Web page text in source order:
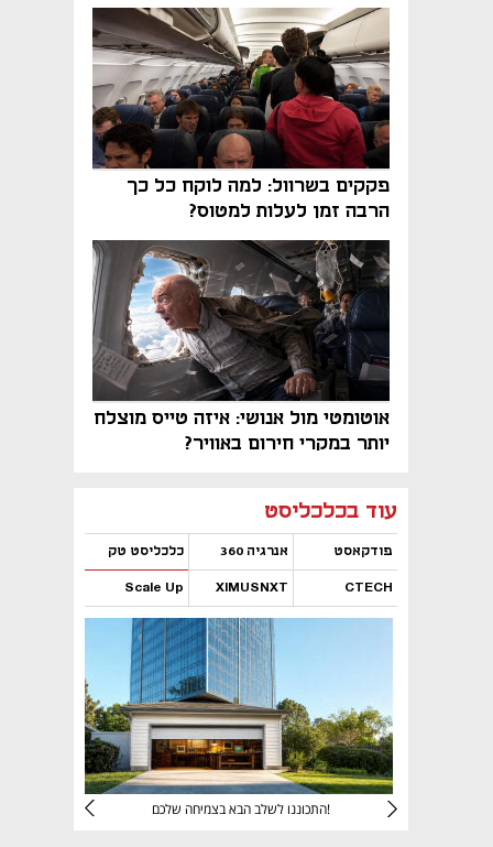
פקקים בשרוול: למה לוקח כל כך
הרבה זמן לעלות למטוס?
אוטומטי מול אנושי: איזה טייס מוצלח
יותר במקרי חירום באוויר?
עוד בכלכליסט
פודקאסט אנרגיה 360 כלכליסט טק
CTECH
XIMUSNXT
Scale Up
נפתח בכרטיסייה חדשה
התכוננו לשלב הבא בצמיחה שלכם!
נפתח בכרטיסייה חדשה